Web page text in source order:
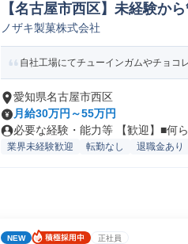
【名古屋市西区】未経験か
オペレーター/ラインマネー
ノザキ製菓株式会社
自社工場にてチューインガムやチョコ
愛知県名古屋市西区
月給30万円～55万円
必要な経験・能力等 【歓迎】■何
業界未経験歓迎 転勤なし 退職金あり
NEW 正社員